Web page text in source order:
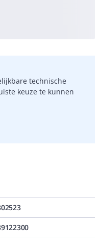
technische
keuze te kunnen